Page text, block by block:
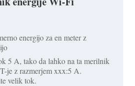
energijo za en meter z
5 A, tako da lahko na ta merilnik
je z razmerjem xxx:5 A.
velik tok.